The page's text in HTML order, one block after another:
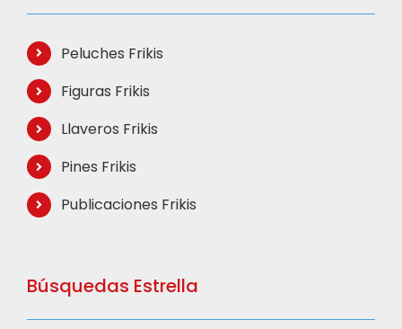
Peluches Frikis
Figuras Frikis
Llaveros Frikis
Pines Frikis
Publicaciones Frikis
Búsquedas Estrella